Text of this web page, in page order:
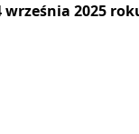
2025